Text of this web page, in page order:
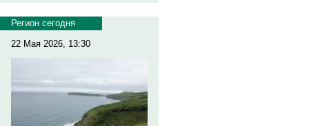
Регион сегодня
22 Мая 2026, 13:30